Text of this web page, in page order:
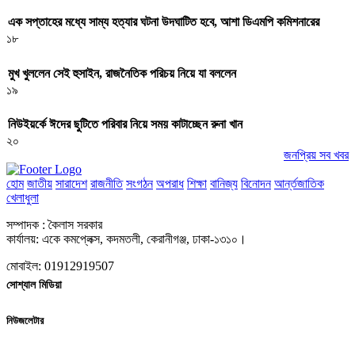
এক সপ্তাহের মধ্যে সাম্য হত্যার ঘটনা উদঘাটিত হবে, আশা ডিএমপি কমিশনারের
১৮
মুখ খুললেন সেই হুসাইন, রাজনৈতিক পরিচয় নিয়ে যা বললেন
১৯
নিউইয়র্কে ঈদের ছুটিতে পরিবার নিয়ে সময় কাটাচ্ছেন রুনা খান
২০
জনপ্রিয় সব খবর
হোম জাতীয় সারাদেশ রাজনীতি সংগঠন অপরাধ শিক্ষা বানিজ্য বিনোদন আর্ন্তজাতিক
খেলাধুলা
সম্পাদক : কৈলাস সরকার
কার্যালয়: একে কমপ্লেক্স, কদমতলী, কেরানীগঞ্জ, ঢাকা-১৩১০।
মোবাইল: 01912919507
সোশ্যাল মিডিয়া
নিউজলেটার